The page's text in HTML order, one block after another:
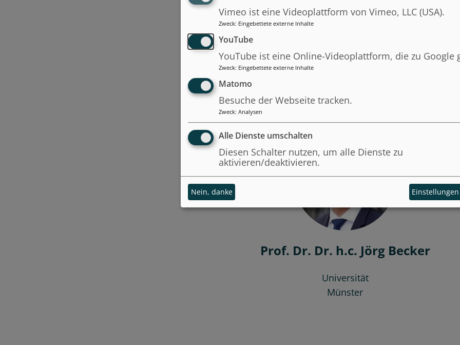
Prof. Dr. Dr. h.c. Jörg Becker
Universität
Münster
Vimeo ist eine Videoplattform von Vimeo, LLC (USA).
Zweck: Eingebettete externe Inhalte
YouTube
YouTube ist eine Online-Videoplattform, die zu Google
Zweck: Eingebettete externe Inhalte
Matomo
Besuche der Webseite tracken.
Zweck: Analysen
Alle Dienste umschalten
Diesen Schalter nutzen, um alle Dienste zu
aktivieren/deaktivieren.
Nein, danke